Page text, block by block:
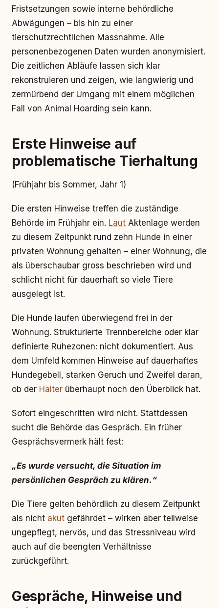
Fristsetzungen sowie interne behördliche
Abwägungen – bis hin zu einer
tierschutzrechtlichen Massnahme. Alle
personenbezogenen Daten wurden anonymisiert.
Die zeitlichen Abläufe lassen sich klar
rekonstruieren und zeigen, wie langwierig und
zermürbend der Umgang mit einem möglichen
Fall von Animal Hoarding sein kann.
Erste Hinweise auf
problematische Tierhaltung
(Frühjahr bis Sommer, Jahr 1)
Die ersten Hinweise treffen die zuständige
Behörde im Frühjahr ein. Laut Aktenlage werden
zu diesem Zeitpunkt rund zehn Hunde in einer
privaten Wohnung gehalten – einer Wohnung, die
als überschaubar gross beschrieben wird und
schlicht nicht für dauerhaft so viele Tiere
ausgelegt ist.
Die Hunde laufen überwiegend frei in der
Wohnung. Strukturierte Trennbereiche oder klar
definierte Ruhezonen: nicht dokumentiert. Aus
dem Umfeld kommen Hinweise auf dauerhaftes
Hundegebell, starken Geruch und Zweifel daran,
ob der Halter überhaupt noch den Überblick hat.
Sofort eingeschritten wird nicht. Stattdessen
sucht die Behörde das Gespräch. Ein früher
Gesprächsvermerk hält fest:
„Es wurde versucht, die Situation im
persönlichen Gespräch zu klären.“
Die Tiere gelten behördlich zu diesem Zeitpunkt
als nicht akut gefährdet – wirken aber teilweise
ungepflegt, nervös, und das Stressniveau wird
auch auf die beengten Verhältnisse
zurückgeführt.
Gespräche, Hinweise und